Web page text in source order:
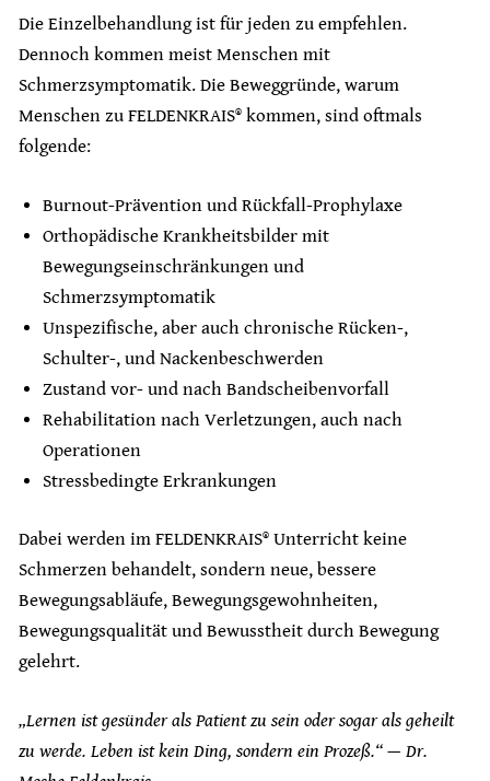
Die Einzelbehandlung ist für jeden zu empfehlen.
Dennoch kommen meist Menschen mit
Schmerzsymptomatik. Die Beweggründe, warum
Menschen zu FELDENKRAIS® kommen, sind oftmals
folgende:
Burnout-Prävention und Rückfall-Prophylaxe
Orthopädische Krankheitsbilder mit
Bewegungseinschränkungen und
Schmerzsymptomatik
Unspezifische, aber auch chronische Rücken-,
Schulter-, und Nackenbeschwerden
Zustand vor- und nach Bandscheibenvorfall
Rehabilitation nach Verletzungen, auch nach
Operationen
Stressbedingte Erkrankungen
Dabei werden im FELDENKRAIS® Unterricht keine
Schmerzen behandelt, sondern neue, bessere
Bewegungsabläufe, Bewegungsgewohnheiten,
Bewegungsqualität und Bewusstheit durch Bewegung
gelehrt.
„Lernen ist gesünder als Patient zu sein oder sogar als geheilt
zu werde. Leben ist kein Ding, sondern ein Prozeß.“ — Dr.